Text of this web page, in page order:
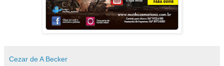
Cezar de A Becker